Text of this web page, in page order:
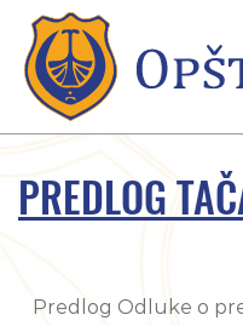
PREDLOG
Predlog Odluke o